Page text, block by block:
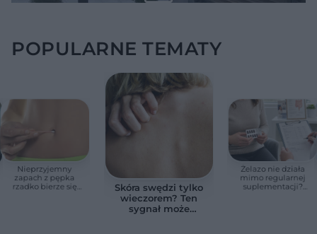
POPULARNE TEMATY
Nieprzyjemny
zapach z pępka
rzadko bierze się
Skóra swędzi tylko
wieczorem? Ten
sygnał może
Żelazo nie działa
mimo regularnej
suplementacji?